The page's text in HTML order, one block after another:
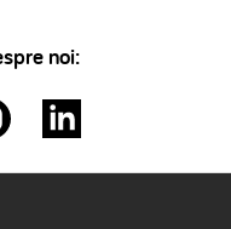
noi: